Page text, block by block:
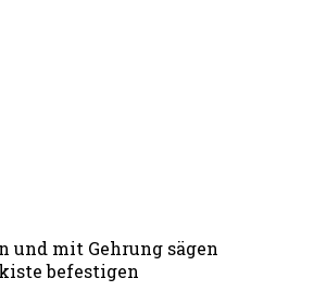
und mit Gehrung sägen
befestigen